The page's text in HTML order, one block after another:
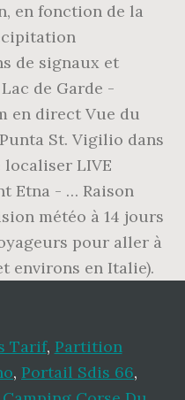
en fonction de la
de signaux et
de Garde -
en direct Vue du
St. Vigilio dans
LIVE
Etna - … Raison
météo à 14 jours
pour aller à
environs en Italie).
Tarif, Partition
, Portail Sdis 66,